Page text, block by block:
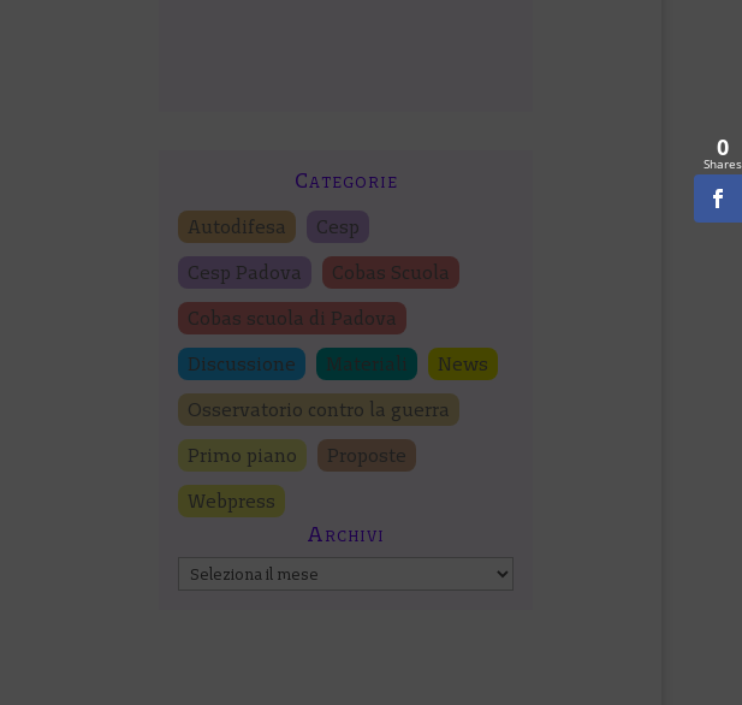
Categorie
Autodifesa
Cesp
Cesp Padova
Cobas Scuola
Cobas scuola di Padova
Discussione
Materiali
News
Osservatorio contro la guerra
Primo piano
Proposte
Webpress
Archivi
Archivi
0
Shares